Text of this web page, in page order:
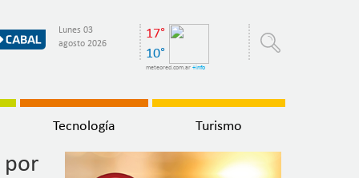
Lunes 03
agosto 2026
17°
10°
meteored.com.ar +info
Tecnología Turismo
por